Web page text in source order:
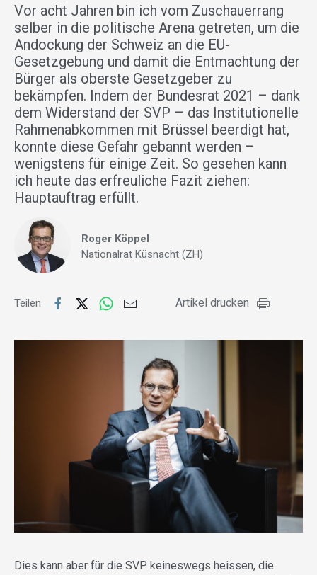
Vor acht Jahren bin ich vom Zuschauerrang
selber in die politische Arena getreten, um die
Andockung der Schweiz an die EU-
Gesetzgebung und damit die Entmachtung der
Bürger als oberste Gesetzgeber zu
bekämpfen. Indem der Bundesrat 2021 – dank
dem Widerstand der SVP – das Institutionelle
Rahmenabkommen mit Brüssel beerdigt hat,
konnte diese Gefahr gebannt werden –
wenigstens für einige Zeit. So gesehen kann
ich heute das erfreuliche Fazit ziehen:
Hauptauftrag erfüllt.
Roger Köppel
Nationalrat Küsnacht (ZH)
Teilen Artikel drucken
Dies kann aber für die SVP keineswegs heissen, die